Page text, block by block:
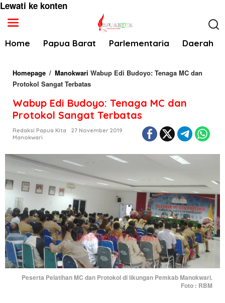
Lewati ke konten
Home Papua Barat Parlementaria Daerah
Homepage / Manokwari Wabup Edi Budoyo: Tenaga MC dan
Protokol Sangat Terbatas
Wabup Edi Budoyo: Tenaga MC dan
Protokol Sangat Terbatas
Redaksi Papua Kita
27 November 2019
Manokwari
Peserta Pelatihan MC dan Protokol di likungan Pemkab Manokwari.
Foto : RBM